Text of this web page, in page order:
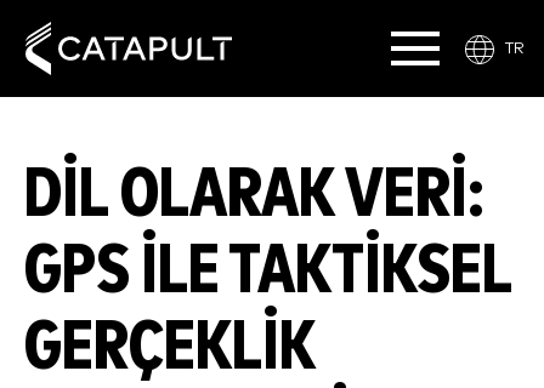
TR
DIL OLARAK VERI:
GPS ILE TAKTIKSEL
GERÇEKLIK